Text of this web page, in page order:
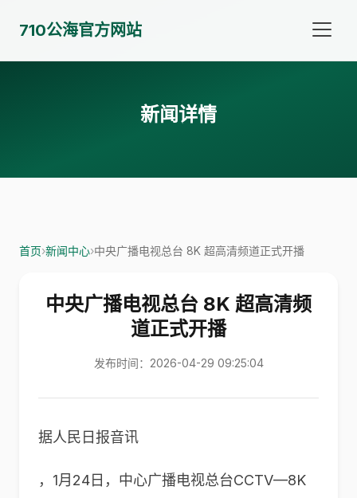
710公海官方网站
新闻详情
首页›新闻中心›中央广播电视总台 8K 超高清频道正式开播
中央广播电视总台 8K 超高清频
道正式开播
发布时间：2026-04-29 09:25:04
据人民日报音讯
，1月24日，中心广播电视总台CCTV—8K